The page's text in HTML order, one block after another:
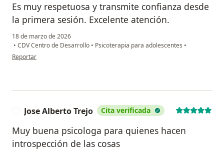
Es muy respetuosa y transmite confianza desde
la primera sesión. Excelente atención.
18 de marzo de 2026
• CDV Centro de Desarrollo • Psicoterapia para adolescentes •
en opinión del usuario AMME
Reportar
Jose Alberto Trejo Cita verificada
Muy buena psicologa para quienes hacen
introspección de las cosas